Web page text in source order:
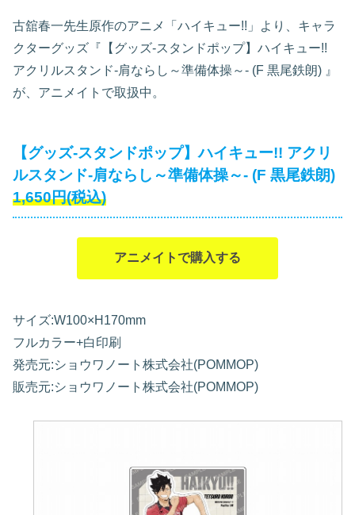
古舘春一先生原作のアニメ「ハイキュー!!」より、キャラ
クターグッズ『【グッズ-スタンドポップ】ハイキュー!!
アクリルスタンド-肩ならし～準備体操～- (F 黒尾鉄朗) 』
が、アニメイトで取扱中。
【グッズ-スタンドポップ】ハイキュー!! アクリ
ルスタンド-肩ならし～準備体操～- (F 黒尾鉄朗)
1,650円(税込)
アニメイトで購入する
サイズ:W100×H170mm
フルカラー+白印刷
発売元:ショウワノート株式会社(POMMOP)
販売元:ショウワノート株式会社(POMMOP)